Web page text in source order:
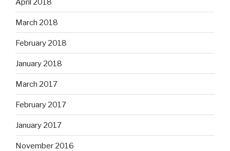
March 2018
February 2018
January 2018
March 2017
February 2017
January 2017
November 2016